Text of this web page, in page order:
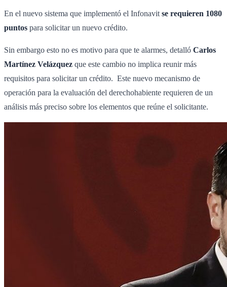
En el nuevo sistema que implementó el Infonavit se requieren 1080
puntos para solicitar un nuevo crédito.
Sin embargo esto no es motivo para que te alarmes, detalló Carlos
Martínez Velázquez que este cambio no implica reunir más
requisitos para solicitar un crédito. Este nuevo mecanismo de
operación para la evaluación del derechohabiente requieren de un
análisis más preciso sobre los elementos que reúne el solicitante.